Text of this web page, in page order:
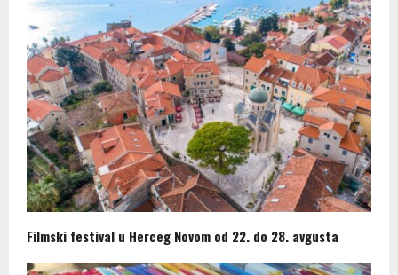
Filmski festival u Herceg Novom od 22. do 28. avgusta